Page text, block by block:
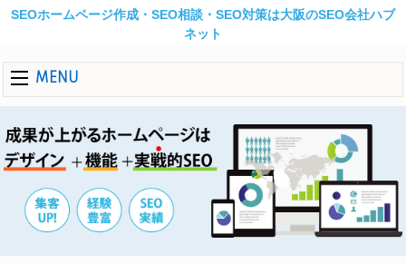
SEOホームページ作成・SEO相談・SEO対策は大阪のSEO会社ハブ
ネット
MENU